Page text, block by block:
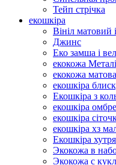
Тейп стрічка
екошкіра
Вініл матовий
Джинс
Еко замша і
екокожа
екокожа матова
екошкіра
Екошкіра з
екошкіра омбре
екошкіра
екошкіра хз
Екошкіра
Экокожа в
Экокожа с